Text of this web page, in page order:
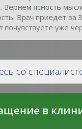
Вернём ясность
Врач приедет за
почувствуете уже
со
в